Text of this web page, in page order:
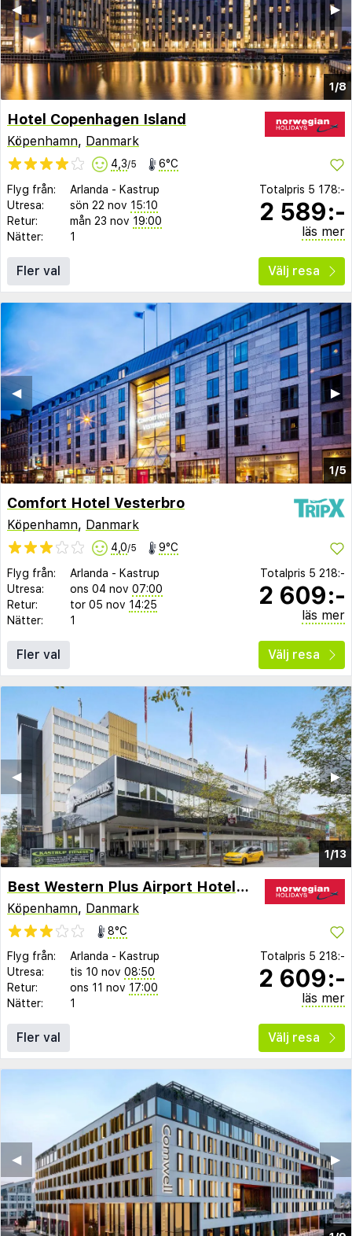
1/8
▶︎
◀︎
Hotel Copenhagen Island
Köpenhamn, Danmark
4,3/5 6°C
Flyg från: Arlanda - Kastrup
Utresa:
sön 22 nov 15:10
Retur:
mån 23 nov 19:00
Nätter:
1
Totalpris 5 178:-
2 589:-
läs mer
Fler val Välj resa
1/5
▶︎
◀︎
Comfort Hotel Vesterbro
Köpenhamn, Danmark
4,0/5 9°C
Flyg från: Arlanda - Kastrup
Utresa:
ons 04 nov 07:00
Retur:
tor 05 nov 14:25
Nätter:
1
Totalpris 5 218:-
2 609:-
läs mer
Fler val Välj resa
1/13
▶︎
◀︎
Best Western Plus Airport Hotel Copenhagen
Köpenhamn, Danmark
8°C
Flyg från:
Arlanda - Kastrup
Utresa:
tis 10 nov 08:50
Retur:
ons 11 nov 17:00
Nätter:
1
Totalpris 5 218:-
2 609:-
läs mer
Fler val Välj resa
▶︎
◀︎